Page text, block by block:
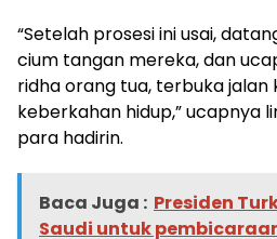
“Setelah prosesi ini usai,
cium tangan mereka, dan
ridha orang tua, terbuka jalan
keberkahan hidup,” ucapnya
para hadirin.
Baca Juga : Presiden
Saudi untuk